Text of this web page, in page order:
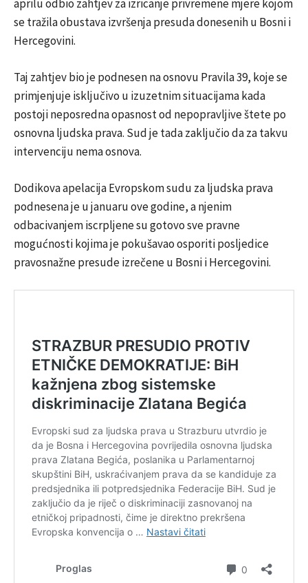
aprilu odbio zahtjev za izricanje privremene mjere kojom
se tražila obustava izvršenja presuda donesenih u Bosni i
Hercegovini.
Taj zahtjev bio je podnesen na osnovu Pravila 39, koje se
primjenjuje isključivo u izuzetnim situacijama kada
postoji neposredna opasnost od nepopravljive štete po
osnovna ljudska prava. Sud je tada zaključio da za takvu
intervenciju nema osnova.
Dodikova apelacija Evropskom sudu za ljudska prava
podnesena je u januaru ove godine, a njenim
odbacivanjem iscrpljene su gotovo sve pravne
mogućnosti kojima je pokušavao osporiti posljedice
pravosnažne presude izrečene u Bosni i Hercegovini.